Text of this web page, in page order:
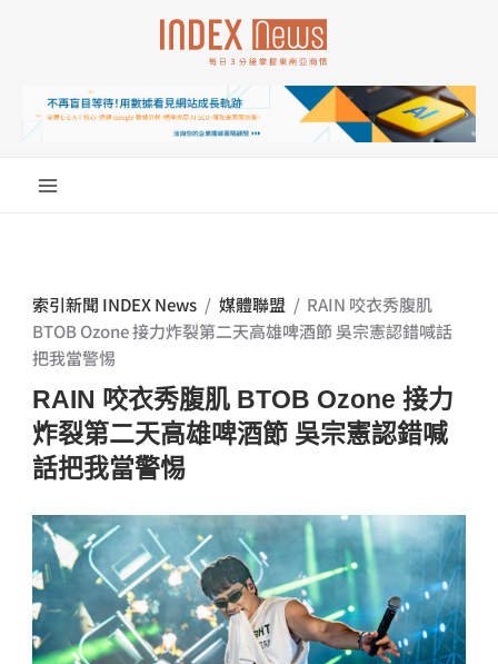
索引新聞 INDEX News / 媒體聯盟 / RAIN 咬衣秀腹肌
BTOB Ozone 接力炸裂第二天高雄啤酒節 吳宗憲認錯喊話
把我當警惕
RAIN 咬衣秀腹肌 BTOB Ozone 接力
炸裂第二天高雄啤酒節 吳宗憲認錯喊
話把我當警惕